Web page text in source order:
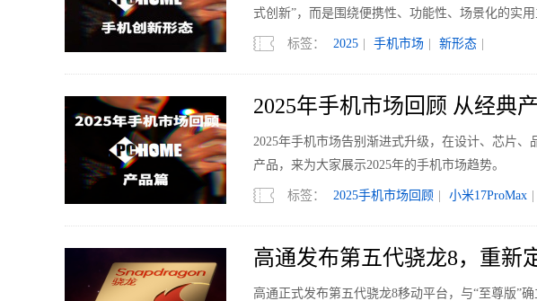
式创新”，而是围绕便携性、功能性、场景化的实用
标签： 2025 手机市场 新形态
2025年手机市场回顾 从经典
2025年手机市场告别渐进式升级，在设计、芯片
产品，来为大家展示2025年的手机市场趋势。
标签： 2025手机市场回顾 小米17ProMax
高通发布第五代骁龙8，重新
高通正式发布第五代骁龙8移动平台，与“至尊版”